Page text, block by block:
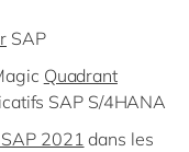
SAP
Quadrant
SAP S/4HANA
2021 dans les